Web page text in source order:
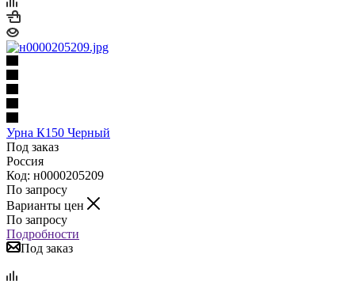
Урна К150 Черный
Под заказ
Россия
Код: н0000205209
По запросу
Варианты цен
По запросу
Подробности
Под заказ